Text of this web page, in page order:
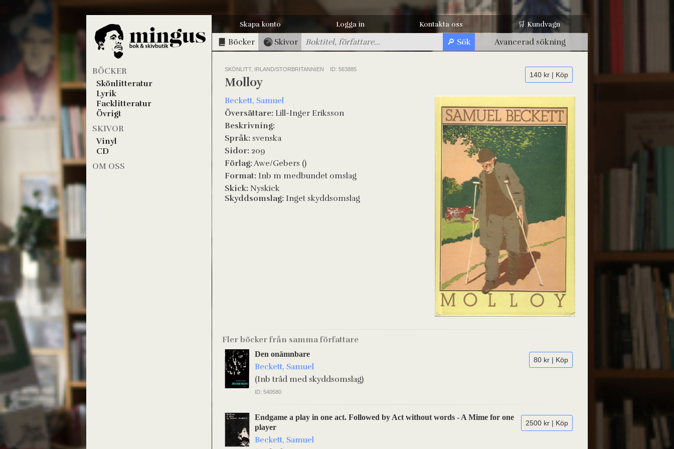
BÖCKER
Skönlitteratur
Lyrik
Facklitteratur
Övrigt
SKIVOR
Vinyl
CD
OM OSS
Skapa konto Logga in Kontakta oss 🛒 Kundvagn
Böcker Skivor Avancerad sökning
SKÖNLITT, IRLAND/STORBRITANNIEN ID: 563885
140 kr | Köp
Molloy
Beckett, Samuel
Översättare: Lill-Inger Eriksson
Beskrivning:
Språk: svenska
Sidor: 209
Förlag: Awe/Gebers ()
Format: Inb m medbundet omslag
Skick: Nyskick
Skyddsomslag: Inget skyddsomslag
Fler böcker från samma författare
80 kr | Köp
Den onämnbare
Beckett, Samuel
(Inb tråd med skyddsomslag)
ID: 540580
2500 kr | Köp
Endgame a play in one act. Followed by Act without words - A Mime for one
player
Beckett, Samuel